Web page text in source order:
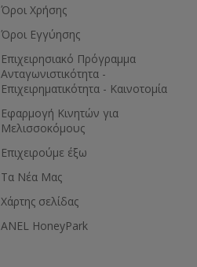
Όροι Χρήσης
Όροι Εγγύησης
Eπιχειρησιακό Πρόγραμμα
Ανταγωνιστικότητα -
Επιχειρηματικότητα - Καινοτομία
Εφαρμογή Κινητών για
Μελισσοκόμους
Επιχειρούμε έξω
Τα Νέα Μας
Χάρτης σελίδας
ANEL HoneyPark